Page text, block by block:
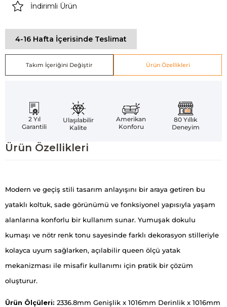
İndirimli Ürün
4-16 Hafta İçerisinde Teslimat
Takım İçeriğini Değiştir Ürün Özellikleri
2 Yıl
Garantili
Ulaşılabilir
Kalite
Amerikan
Konforu
80 Yıllık
Deneyim
Ürün Özellikleri
Modern ve geçiş stili tasarım anlayışını bir araya getiren bu
yataklı koltuk, sade görünümü ve fonksiyonel yapısıyla yaşam
alanlarına konforlu bir kullanım sunar. Yumuşak dokulu
kumaşı ve nötr renk tonu sayesinde farklı dekorasyon stilleriyle
kolayca uyum sağlarken, açılabilir queen ölçü yatak
mekanizması ile misafir kullanımı için pratik bir çözüm
oluşturur.
Ürün Ölçüleri: 2336.8mm Genişlik x 1016mm Derinlik x 1016mm